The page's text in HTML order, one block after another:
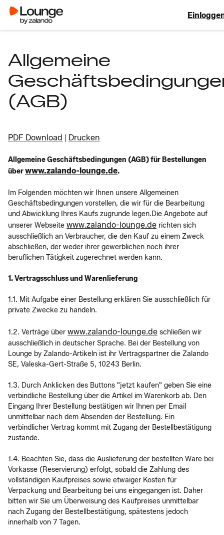
Allgemeine
(AGB)
PDF Download Drucken
Allgemeine Geschäftsbedingungen (AGB) für Bestellungen
überwww.zalando-lounge.de.
Im Folgenden möchten wir Ihnen unsere Allgemeinen
Geschäftsbedingungen vorstellen, die wir für die Bearbeitung
und Abwicklung Ihres Kaufs zugrunde legen.Die Angebote auf
unserer Webseite www.zalando-lounge.de richten sich
ausschließlich an Verbraucher, die den Kauf zu einem Zweck
abschließen, der weder ihrer gewerblichen noch ihrer
beruflichen Tätigkeit zugerechnet werden kann.
1. Vertragsschluss und Warenlieferung
1.1. Mit Aufgabe einer Bestellung erklären Sie ausschließlich für
private Zwecke zu handeln.
1.2. Verträge über www.zalando-lounge.de schließen wir
ausschließlich in deutscher Sprache. Bei der Bestellung von
Lounge by Zalando-Artikeln ist ihr Vertragspartner die Zalando
SE, Valeska-Gert-Straße 5, 10243 Berlin.
1.3. Durch Anklicken des Buttons "jetzt kaufen" geben Sie eine
verbindliche Bestellung über die Artikel im Warenkorb ab. Den
Eingang Ihrer Bestellung bestätigen wir Ihnen per Email
unmittelbar nach dem Absenden der Bestellung. Ein
verbindlicher Vertrag kommt mit Zugang der Bestellbestätigung
zustande.
1.4. Beachten Sie, dass die Auslieferung der bestellten Ware bei
Vorkasse (Reservierung) erfolgt, sobald die Zahlung des
vollständigen Kaufpreises sowie etwaiger Kosten für
Verpackung und Bearbeitung bei uns eingegangen ist. Daher
bitten wir Sie um Überweisung des Kaufpreises unmittelbar
nach Zugang der Bestellbestätigung, spätestens jedoch
innerhalb von 7 Tagen.